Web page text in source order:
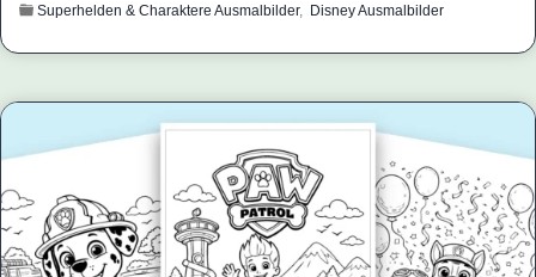
Superhelden & Charaktere Ausmalbilder, Disney Ausmalbilder